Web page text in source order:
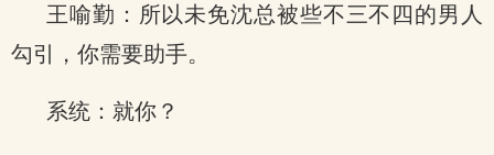
王喻勤：所以未免沈总被些不三不四的男人
勾引，你需要助手。
系统：就你？